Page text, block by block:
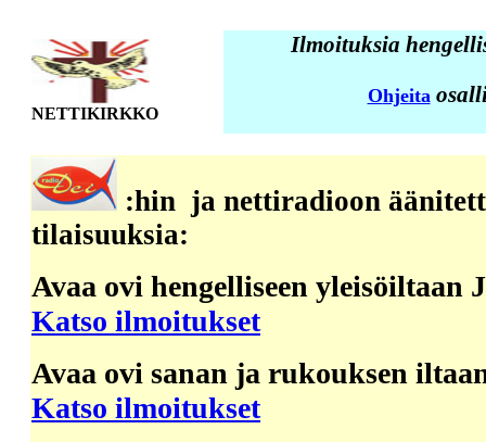
NETTIKIRKKO
Ilmoituksia
Ohjeita
:hin ja nettiradioon
tilaisuuksia:
Avaa ovi hengelliseen yleisöiltaan
Katso ilmoitukset
Avaa ovi sanan ja rukouksen
Katso ilmoitukset